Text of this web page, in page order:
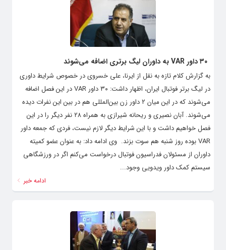
۳۰ داور VAR به داوران لیگ برتری اضافه می‌شوند
به گزارش کلام تازه به نقل از ایرنا، علی خسروی در خصوص شرایط داوری
در لیگ برتر فوتبال ایران، اظهار داشت: ۳۰ داور VAR در این فصل اضافه
می‌شوند که در این میان ۲ داور زن بین‌المللی هم در بین این نفرات دیده
می‌شوند. آبان نصیری و ریحانه شیرازی به همراه ۲۸ نفر دیگر را در این
فصل خواهیم داشت و با این شرایط دیگر لازم نیست، فردی که جمعه داور
VAR بوده روز شنبه هم سوت بزند. ‌ وی ادامه داد: به عنوان عضو کمیته
داوران از مسئولان فدراسیون فوتبال درخواست می‌کنم اگر در ورزشگاهی
سیستم کمک داور ویدویی وجود...
ادامه خبر